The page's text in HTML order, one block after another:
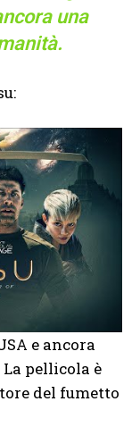
una
e ancora
pellicola è
del fumetto